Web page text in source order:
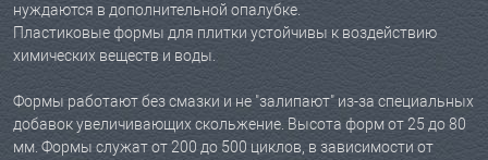
нуждаются в дополнительной опалубке.
Пластиковые формы для плитки устойчивы к воздействию
химических веществ и воды.
Формы работают без смазки и не "залипают" из-за специальных
добавок увеличивающих скольжение. Высота форм от 25 до 80
мм. Формы служат от 200 до 500 циклов, в зависимости от